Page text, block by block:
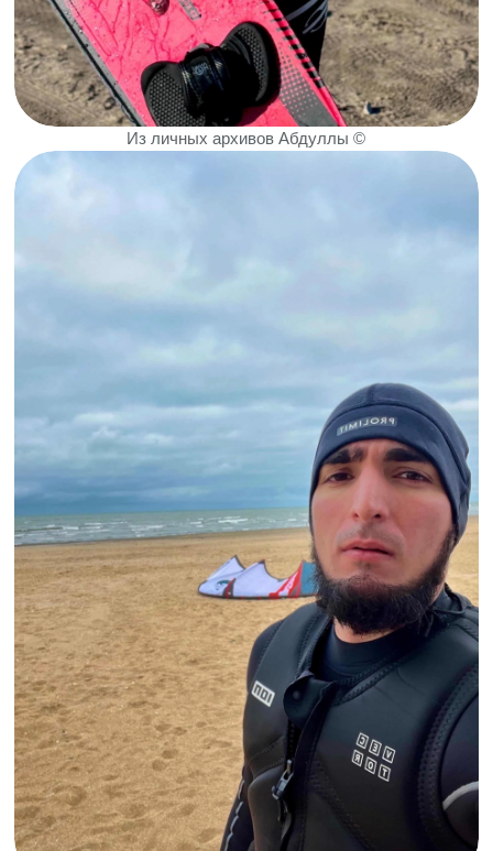
ГРЕБНОЙ СПОРТ
В 2021 году в Дагестане начали развивать
греблю — эту идею поддержала и
Федерация гребного спорта «Скиф» в
Москве. Создали местную федерацию и
назначили президентом Магомедэмина
Гаджиева, который с весны того же года
инициатива, и, несмотря на раннее время
тренировок, они приходили каждое утро,
чтобы снова сесть в лодку. Тренировки
проходили на море и озере Ак-Гёль, а в
холодное время года — на гребном
тренажере.
В 2022 году прошел первый масштабный